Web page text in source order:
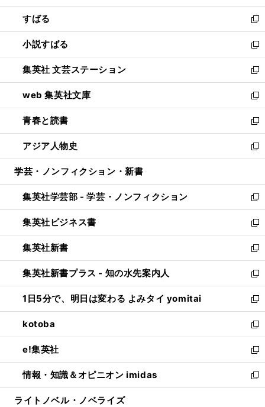
開
く
ウ
で
開
く
ン
ド
ウ
で
開
く
すばる
新
し
い
ウ
ィ
ン
ド
ウ
で
開
く
小説すばる
新
し
い
ウ
ィ
ン
ド
ウ
で
開
集英社 文芸ステーション
新
し
い
ウ
ィ
ン
ド
ウ
開
く
web 集英社文庫
新
し
い
ウ
ィ
ン
ウ
で
開
く
青春と読書
新
し
い
ウ
ン
ド
ウ
で
開
く
アジア人物史
新
し
ウ
ィ
ン
ド
ウ
で
開
く
学芸・ノンフィクション・新書
集英社学芸部 - 学芸・ノンフィクション
新
し
い
ウ
ィ
ン
ド
ウ
で
開
く
集英社ビジネス書
新
し
い
ウ
ィ
ン
ド
ウ
で
開
く
集英社新書
新
し
い
ウ
ィ
ン
ド
ウ
で
開
く
集英社新書プラス - 知の水先案内人
新
し
い
ウ
ィ
ン
ド
ウ
で
開
1日5分で、明日は変わる よみタイ yomitai
新
し
い
ウ
ィ
ン
ド
ウ
kotoba
新
し
い
ウ
ィ
ン
e!集英社
新
し
い
ウ
情報・知識＆オピニオン imidas
新
し
ライトノベル・ノベライズ